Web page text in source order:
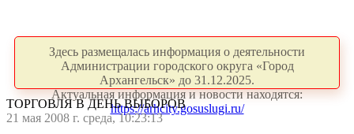
Здесь размещалась информация о деятельности
Администрации городского округа «Город
Архангельск» до 31.12.2025.
Актуальная информация и новости находятся:
https://arhcity.gosuslugi.ru/
ТОРГОВЛЯ В ДЕНЬ ВЫБОРОВ
21 мая 2008 г. среда, 10:23:13